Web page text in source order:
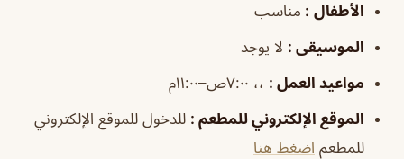
الأطفال : مناسب
الموسيقى : لا يوجد
مواعيد العمل : ،، ٧:٠٠ص–١١:٠٠م
الموقع الإلكتروني للمطعم : للدخول للموقع الإلكتروني
للمطعم اضغط هنا